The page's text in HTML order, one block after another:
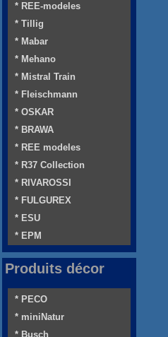
* REE-modeles
* Tillig
* Mabar
* Mehano
* Mistral Train
* Fleischmann
* OSKAR
* BRAWA
* REE modeles
* R37 Collection
* RIVAROSSI
* FULGUREX
* ESU
* EPM
Produits décor
* PECO
* miniNatur
* Busch